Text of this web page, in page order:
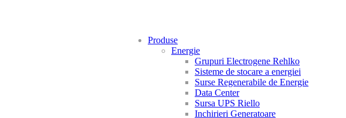
Produse
Energie
Grupuri Electrogene Rehlko
Sisteme de stocare a energiei
Surse Regenerabile de Energie
Data Center
Sursa UPS Riello
Inchirieri Generatoare